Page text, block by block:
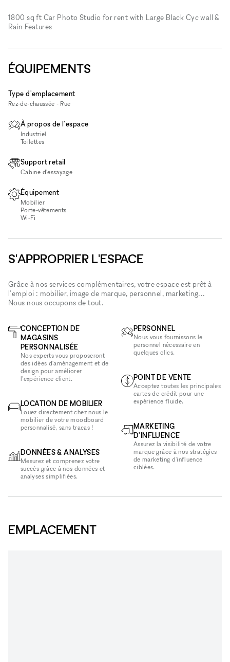
1800 sq ft Car Photo Studio for rent with Large Black Cyc wall &
Rain Features
ÉQUIPEMENTS
Type d'emplacement
Rez-de-chaussée - Rue
À propos de l'espace
Industriel
Toilettes
Support retail
Cabine d'essayage
Équipement
Mobilier
Porte-vêtements
Wi‑Fi
S'APPROPRIER L'ESPACE
Grâce à nos services complémentaires, votre espace est prêt à
l'emploi : mobilier, image de marque, personnel, marketing...
Nous nous occupons de tout.
CONCEPTION DE
MAGASINS
PERSONNALISÉE
Nos experts vous proposeront
des idées d'aménagement et de
design pour améliorer
l'expérience client.
LOCATION DE MOBILIER
Louez directement chez nous le
mobilier de votre moodboard
personnalisé, sans tracas !
DONNÉES & ANALYSES
Mesurez et comprenez votre
succès grâce à nos données et
analyses simplifiées.
PERSONNEL
Nous vous fournissons le
personnel nécessaire en
quelques clics.
POINT DE VENTE
Acceptez toutes les principales
cartes de crédit pour une
expérience fluide.
MARKETING
D'INFLUENCE
Assurez la visibilité de votre
marque grâce à nos stratégies
de marketing d'influence
ciblées.
EMPLACEMENT